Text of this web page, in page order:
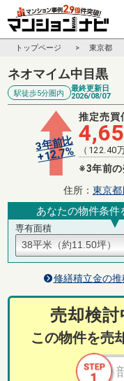
トップページ 東京都
ネオマイム中目黒
駅徒歩5分圏内
最終更新日
2026/08/07
3年前比
+12.7%
推定売買
（ 122.40
※3年前の
住所： 東京都
あなたの物件条件
専有面積
修繕積立金の推
売却検
この物件を売